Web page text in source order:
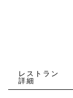
レストラン
詳細